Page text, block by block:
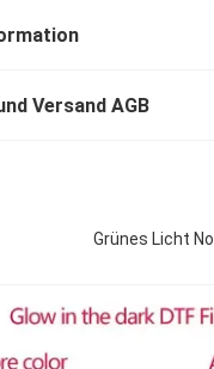
Versand AGB
Grünes Licht